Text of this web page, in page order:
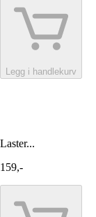
Legg i handlekurv
Laster...
159,-